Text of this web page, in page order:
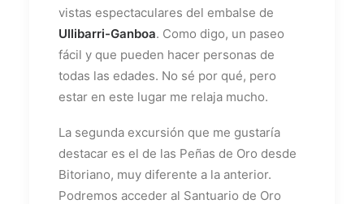
vistas espectaculares del embalse de
Ullibarri-Ganboa. Como digo, un paseo
fácil y que pueden hacer personas de
todas las edades. No sé por qué, pero
estar en este lugar me relaja mucho.
La segunda excursión que me gustaría
destacar es el de las Peñas de Oro desde
Bitoriano, muy diferente a la anterior.
Podremos acceder al Santuario de Oro